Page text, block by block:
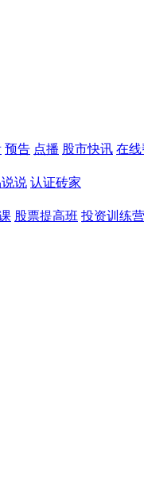
预告 点播 股市快讯 在线
说 认证砖家
股票提高班 投资训练营